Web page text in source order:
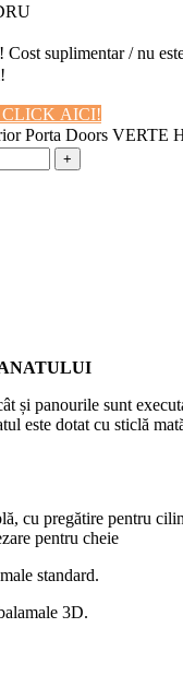
Cost suplimentar / nu
AICI!
Porta Doors VERTE
și panourile sunt
este dotat cu sticlă
cu pregătire pentru
pentru cheie
standard.
3D.